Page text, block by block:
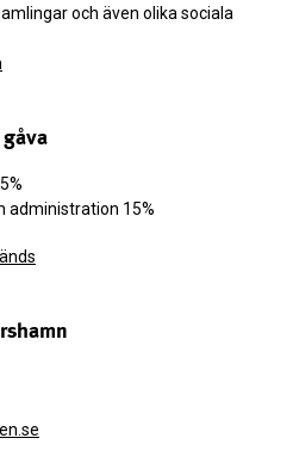
och även olika sociala
administration 15%